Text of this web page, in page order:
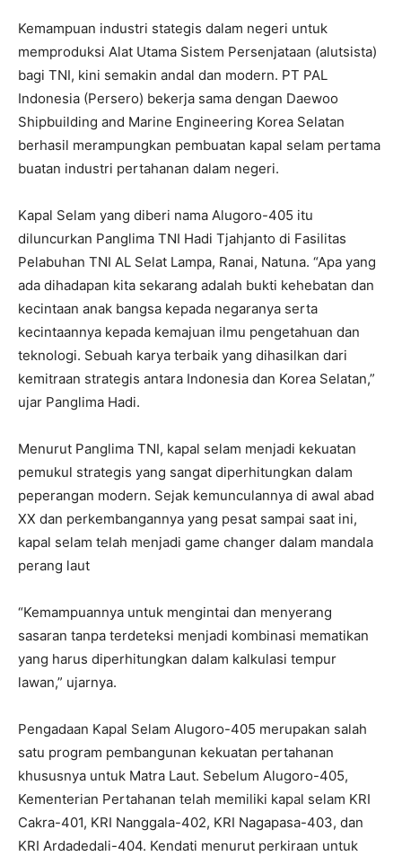
Kemampuan industri stategis dalam negeri untuk
memproduksi Alat Utama Sistem Persenjataan (alutsista)
bagi TNI, kini semakin andal dan modern. PT PAL
Indonesia (Persero) bekerja sama dengan Daewoo
Shipbuilding and Marine Engineering Korea Selatan
berhasil merampungkan pembuatan kapal selam pertama
buatan industri pertahanan dalam negeri.
Kapal Selam yang diberi nama Alugoro-405 itu
diluncurkan Panglima TNI Hadi Tjahjanto di Fasilitas
Pelabuhan TNI AL Selat Lampa, Ranai, Natuna. “Apa yang
ada dihadapan kita sekarang adalah bukti kehebatan dan
kecintaan anak bangsa kepada negaranya serta
kecintaannya kepada kemajuan ilmu pengetahuan dan
teknologi. Sebuah karya terbaik yang dihasilkan dari
kemitraan strategis antara Indonesia dan Korea Selatan,”
ujar Panglima Hadi.
Menurut Panglima TNI, kapal selam menjadi kekuatan
pemukul strategis yang sangat diperhitungkan dalam
peperangan modern. Sejak kemunculannya di awal abad
XX dan perkembangannya yang pesat sampai saat ini,
kapal selam telah menjadi game changer dalam mandala
perang laut
“Kemampuannya untuk mengintai dan menyerang
sasaran tanpa terdeteksi menjadi kombinasi mematikan
yang harus diperhitungkan dalam kalkulasi tempur
lawan,” ujarnya.
Pengadaan Kapal Selam Alugoro-405 merupakan salah
satu program pembangunan kekuatan pertahanan
khususnya untuk Matra Laut. Sebelum Alugoro-405,
Kementerian Pertahanan telah memiliki kapal selam KRI
Cakra-401, KRI Nanggala-402, KRI Nagapasa-403, dan
KRI Ardadedali-404. Kendati menurut perkiraan untuk